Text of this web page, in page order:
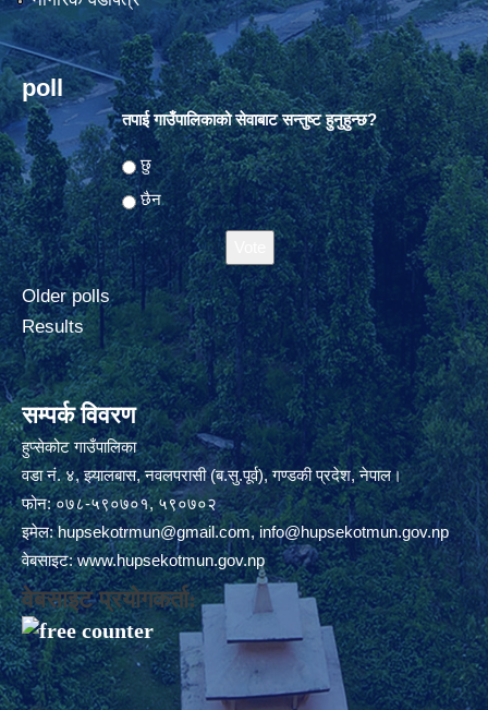
poll
तपाई गाउँपालिकाको सेवाबाट सन्तुष्ट हुनुहुन्छ?
Choices
छु
छैन
Older polls
Results
सम्पर्क विवरण
हुप्सेकोट गाउँपालिका
वडा नं. ४, झ्यालबास, नवलपरासी (ब.सु.पूर्व), गण्डकी प्रदेश, नेपाल।
फोन: ०७८-५९०७०१, ५९०७०२
इमेल:hupsekotrmun@gmail.com,info@hupsekotmun.gov.np
वेबसाइट:www.hupsekotmun.gov.np
वेबसाइट प्रयोगकर्ता: